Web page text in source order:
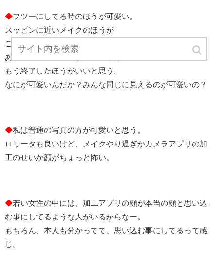
◆フツーにしてる時のほうが可愛い。
スッピンに近いメイクのほうが
この人は可愛いと思う。
あと…アプリで加工する流行りは
もう終了したほうがいいと思う。
なにが可愛いんだか？みんな同じに見えるのが可愛いの？
◆私は普通の写真の方が可愛いと思う。
ロリータも良いけど、メイクやり過ぎかカメラアプリの加
工のせいか顔がちょっと怖い。
◆若い女性の中には、加工アプリの顔が本当の顔と思い込
む事にしてるような人がいるからなー。
もちろん、本人も分かってて、思い込む事にしてるって感
じ。